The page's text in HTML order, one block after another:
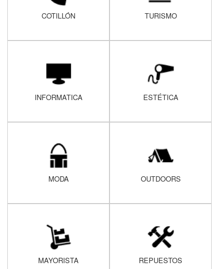
COTILLÓN TURISMO
INFORMATICA ESTÉTICA
MODA OUTDOORS
MAYORISTA REPUESTOS